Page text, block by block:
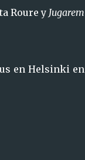
Roure y Jugarem
en Helsinki en